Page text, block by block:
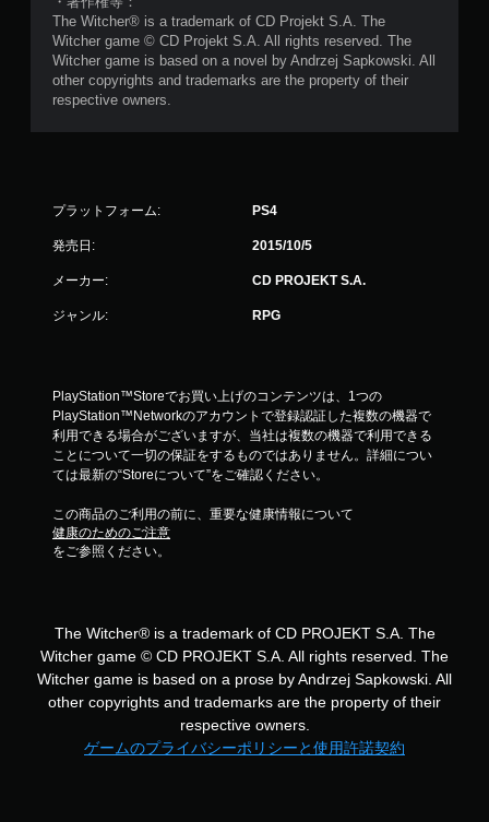
ク
ー
ド
ッ
わ
で
き
ま
す
。
The Witcher® is a trademark of CD Projekt S.A. The
Witcher game © CD Projekt S.A. All rights reserved. The
Witcher game is based on a novel by Andrzej Sapkowski. All
other copyrights and trademarks are the property of their
respective owners.
プラットフォーム: PS4
発売日: 2015/10/5
メーカー: CD PROJEKT S.A.
ジャンル: RPG
PlayStation™Storeでお買い上げのコンテンツは、1つの
PlayStation™Networkのアカウントで登録認証した複数の機器で
利用できる場合がございますが、当社は複数の機器で利用できる
ことについて一切の保証をするものではありません。詳細につい
ては最新の“Storeについて”をご確認ください。
この商品のご利用の前に、重要な健康情報について
健康のためのご注意
をご参照ください。
The Witcher® is a trademark of CD PROJEKT S.A. The
Witcher game © CD PROJEKT S.A. All rights reserved. The
Witcher game is based on a prose by Andrzej Sapkowski. All
other copyrights and trademarks are the property of their
respective owners.
ゲームのプライバシーポリシーと使用許諾契約